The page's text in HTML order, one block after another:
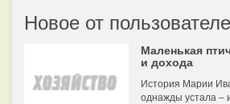
Новое от
Маленькая
и дохода
История Марии
однажды устала –